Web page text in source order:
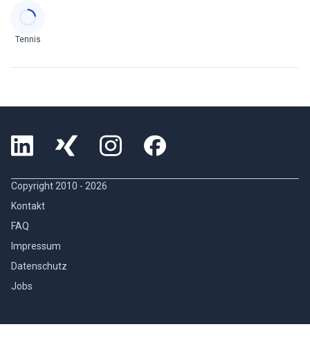
Categories
Tennis
Copyright 2010 - 2026
Kontakt
FAQ
Impressum
Datenschutz
Jobs